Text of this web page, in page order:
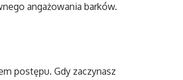
angażowania barków.
postępu. Gdy zaczynasz